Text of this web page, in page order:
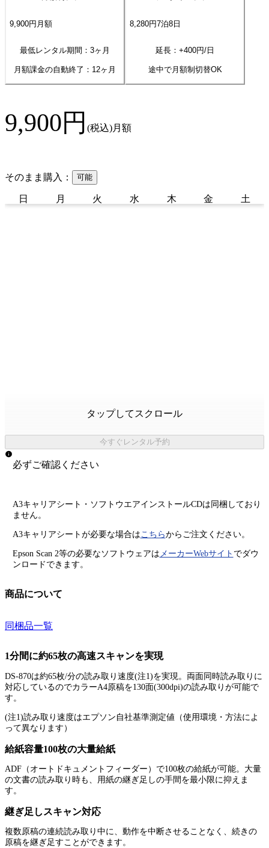
9,900円 月額
最低レンタル期間：3ヶ月
月額課金の自動終了： 12ヶ月
8,280円7泊8日
延長：+400円/日
途中で月額制切替OK
9,900円 (税込)月額
そのまま購入： 可能
日 月 火 水 木 金 土
タップしてスクロール
今すぐレンタル予約
必ずご確認ください
A3キャリアシート・ソフトウエアインストールCDは同梱しており
ません。
A3キャリアシートが必要な場合はこちらからご注文ください。
Epson Scan 2等の必要なソフトウェアは メーカーWebサイト でダウ
ンロードできます。
商品について
同梱品一覧
1分間に約65枚の高速スキャンを実現
DS-870は約65枚/分の読み取り速度(注1)を実現。両面同時読み取りに
対応しているのでカラーA4原稿を130面(300dpi)の読み取りが可能で
す。
(注1)読み取り速度はエプソン自社基準測定値（使用環境・方法によ
って異なります）
給紙容量100枚の大量給紙
ADF（オートドキュメントフィーダー）で100枚の給紙が可能。大量
の文書の読み取り時も、用紙の継ぎ足しの手間を最小限に抑えま
す。
継ぎ足しスキャン対応
複数原稿の連続読み取り中に、動作を中断させることなく、続きの
原稿を継ぎ足すことができます。